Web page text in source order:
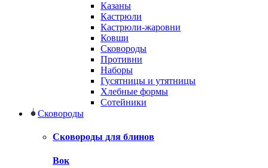
Казаны
Кастрюли
Кастрюли-жаровни
Ковши
Сковороды
Противни
Наборы
Гусятницы и утятницы
Хлебные формы
Сотейники
Сковороды
Сковороды для блинов
Вок